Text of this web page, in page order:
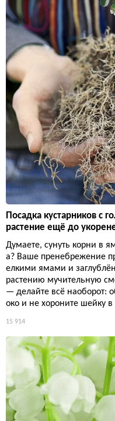
Посадка кустарников с
растение ещё до
Думаете, сунуть корни в
а? Ваше пренебрежение
елкими ямами и
растению мучительную
— делайте всё наоборот:
око и не хороните шейку в
15 914